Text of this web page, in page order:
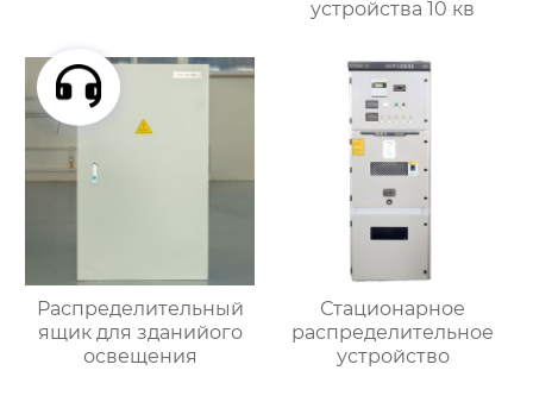
устройства 10 кв
Распределительный
ящик для зданийого
освещения
Стационарное
распределительное
устройство